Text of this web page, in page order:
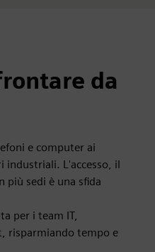
da
e computer ai
industriali. L'accesso, il
più sedi è una sfida
per i team IT,
risparmiando tempo e